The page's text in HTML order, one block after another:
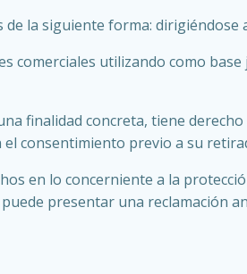
la siguiente forma:
comerciales utilizando como
finalidad concreta, tiene
consentimiento previo a su
en lo concerniente a la
presentar una reclamación